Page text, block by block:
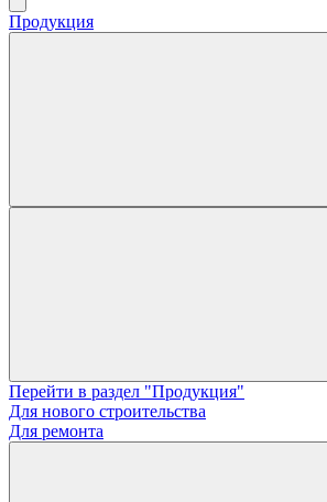
Продукция
Перейти в раздел "Продукция"
Для нового строительства
Для ремонта